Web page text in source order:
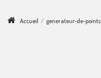
Accueil / generateur-de-points